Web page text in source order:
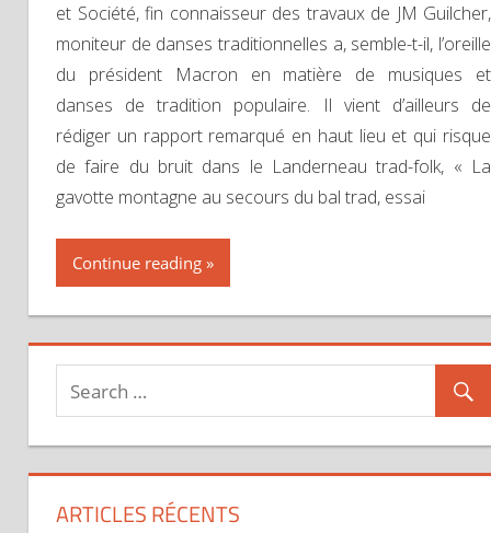
et Société, fin connaisseur des travaux de JM Guilcher,
moniteur de danses traditionnelles a, semble-t-il, l’oreille
du président Macron en matière de musiques et
danses de tradition populaire. Il vient d’ailleurs de
rédiger un rapport remarqué en haut lieu et qui risque
de faire du bruit dans le Landerneau trad-folk, « La
gavotte montagne au secours du bal trad, essai
Continue reading
ARTICLES RÉCENTS